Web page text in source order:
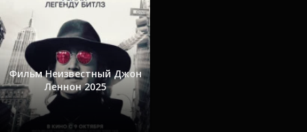
Фильм Неизвестный Джон
Леннон 2025